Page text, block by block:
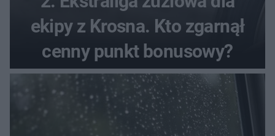
ekipy z Krosna. Kto zgarnął
cenny punkt bonusowy?